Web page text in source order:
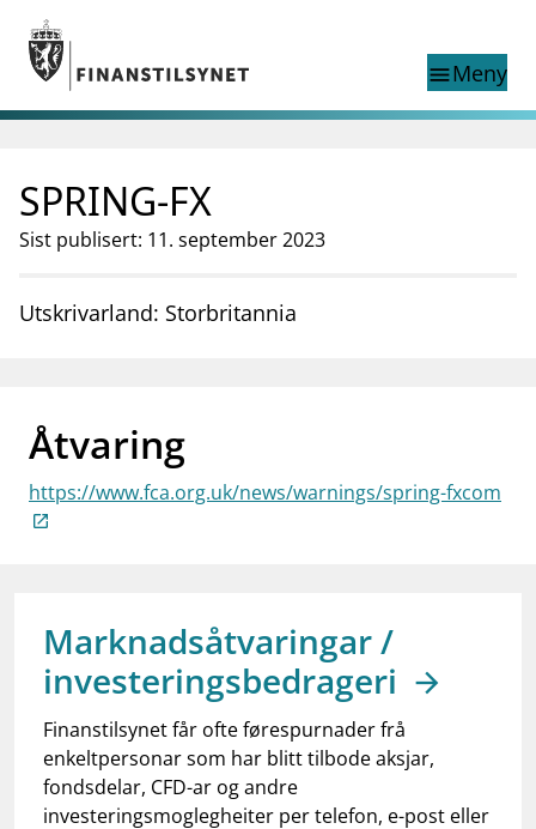
Gå til hovedinnhold
Gå til søkesiden
menuMeny
nettstedet
English
English home page
Tilsyn
Finanstilsynets registre
businessOm Finanstilsynet
mail_outlineKontakt oss
notifications_noneAbonner på nyhetsvarsel
SPRING-FX
Sist publisert: 11. september 2023
Utskrivarland: Storbritannia
Åtvaring
https://www.fca.org.uk/news/warnings/spring-fxcom
Marknadsåtvaringar /
investeringsbedrageri
Finanstilsynet får ofte førespurnader frå
enkeltpersonar som har blitt tilbode aksjar,
fondsdelar, CFD-ar og andre
investeringsmoglegheiter per telefon, e-post eller